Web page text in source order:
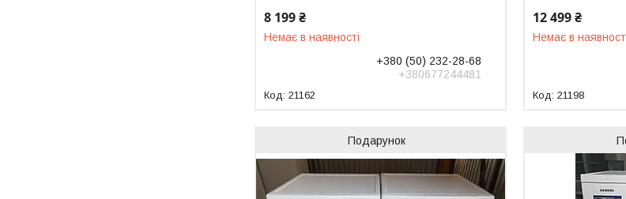
8 199 ₴
Немає в наявності
+380 (50) 232-28-68
+380677244481
21162
12 499 ₴
Немає в
21198
Подарунок